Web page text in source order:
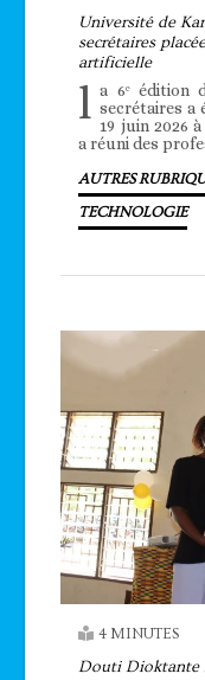
Université de
secrétaires
artificielle
l a 6ᵉ édition
secrétaires a
19 juin 2026
a réuni des
AUTRES
TECHNOLOGIE
4 MINUTES
Douti Dioktante